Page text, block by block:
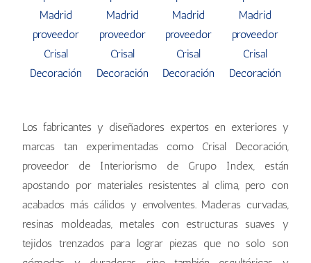
Los fabricantes y diseñadores expertos en exteriores y
marcas tan experimentadas como Crisal Decoración,
proveedor de Interiorismo de Grupo Index, están
apostando por materiales resistentes al clima, pero con
acabados más cálidos y envolventes. Maderas curvadas,
resinas moldeadas, metales con estructuras suaves y
tejidos trenzados para lograr piezas que no solo son